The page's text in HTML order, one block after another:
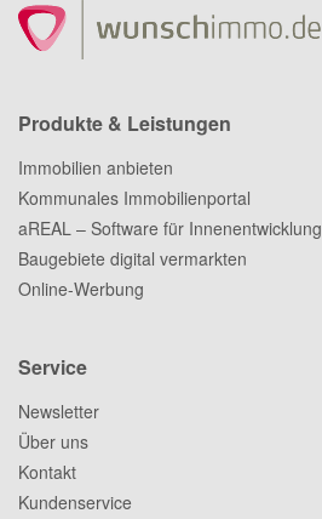
Produkte & Leistungen
Immobilien anbieten
Kommunales Immobilienportal
aREAL – Software für Innenentwicklung
Baugebiete digital vermarkten
Online-Werbung
Service
Newsletter
Über uns
Kontakt
Kundenservice